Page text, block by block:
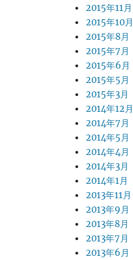
2015年11月
2015年10月
2015年8月
2015年7月
2015年6月
2015年5月
2015年3月
2014年12月
2014年7月
2014年5月
2014年4月
2014年3月
2014年1月
2013年11月
2013年9月
2013年8月
2013年7月
2013年6月